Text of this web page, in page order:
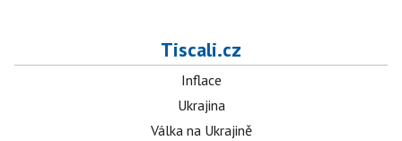
Tiscali.cz
Inflace
Ukrajina
Válka na Ukrajině